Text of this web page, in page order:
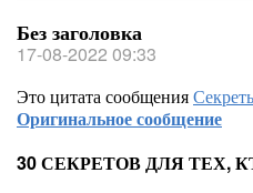
Без заголовка
17-08-2022 09:33
Это цитата сообщения
Оригинальное сообщение
30 СЕКРЕТОВ ДЛЯ ТЕХ,